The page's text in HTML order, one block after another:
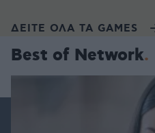
ΔΕΙΤΕ ΟΛΑ ΤΑ GAMES
Best of Network